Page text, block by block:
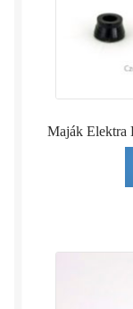
Maják Elektra